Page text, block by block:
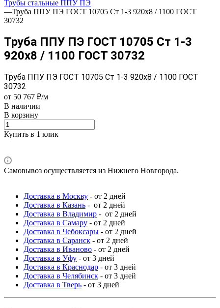
Трубы стальные ППУ ПЭ
—Труба ППУ ПЭ ГОСТ 10705 Ст 1-3 920x8 / 1100 ГОСТ
30732
Труба ППУ ПЭ ГОСТ 10705 Ст 1-3
920x8 / 1100 ГОСТ 30732
Труба ППУ ПЭ ГОСТ 10705 Ст 1-3 920x8 / 1100 ГОСТ
30732
от 50 767 ₽/м
В наличии
В корзину
Купить в 1 клик
Самовывоз осуществляется из Нижнего Новгорода.
Доставка в Москву - от 2 дней
Доставка в Казань - от 2 дней
Доставка в Владимир - от 2 дней
Доставка в Самару - от 2 дней
Доставка в Чебоксары - от 2 дней
Доставка в Саранск - от 2 дней
Доставка в Иваново - от 2 дней
Доставка в Уфу - от 3 дней
Доставка в Краснодар - от 3 дней
Доставка в Челябинск - от 3 дней
Доставка в Тверь - от 3 дней